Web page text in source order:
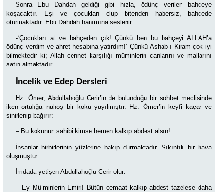
Sonra Ebu Dahdah geldiği gibi hızla, ödünç verilen bahçeye
koşacaktır. Eşi ve çocukları olup bitenden habersiz, bahçede
oturmaktadır. Ebu Dahdah hanımına seslenir:
-“Çocukları al ve bahçeden çık! Çünkü ben bu bahçeyi ALLAH’a
ödünç verdim ve ahret hesabına yatırdım!” Çünkü Ashab-ı Kiram çok iyi
bilmektedir ki; Allah cennet karşılığı müminlerin canlarını ve mallarını
satın almaktadır.
İncelik ve Edep Dersleri
Hz. Ömer, Abdullahoğlu Cerir’in de bulunduğu bir sohbet meclisinde
iken ortalığa nahoş bir koku yayılmıştır. Hz. Ömer’in keyfi kaçar ve
sinirlenip bağırır:
– Bu kokunun sahibi kimse hemen kalkıp abdest alsın!
İnsanlar birbirlerinin yüzlerine bakıp durmaktadır. Sıkıntılı bir hava
oluşmuştur.
İmdada yetişen Abdullahoğlu Cerir olur:
– Ey Mü’minlerin Emiri! Bütün cemaat kalkıp abdest tazelese daha